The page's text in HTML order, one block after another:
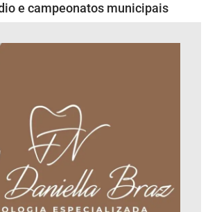
e campeonatos municipais